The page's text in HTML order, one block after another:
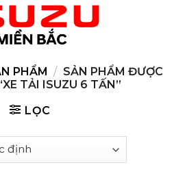
PHẨM / SẢN PHẨM ĐƯỢC
TẢI ISUZU 6 TẤN”
LỌC